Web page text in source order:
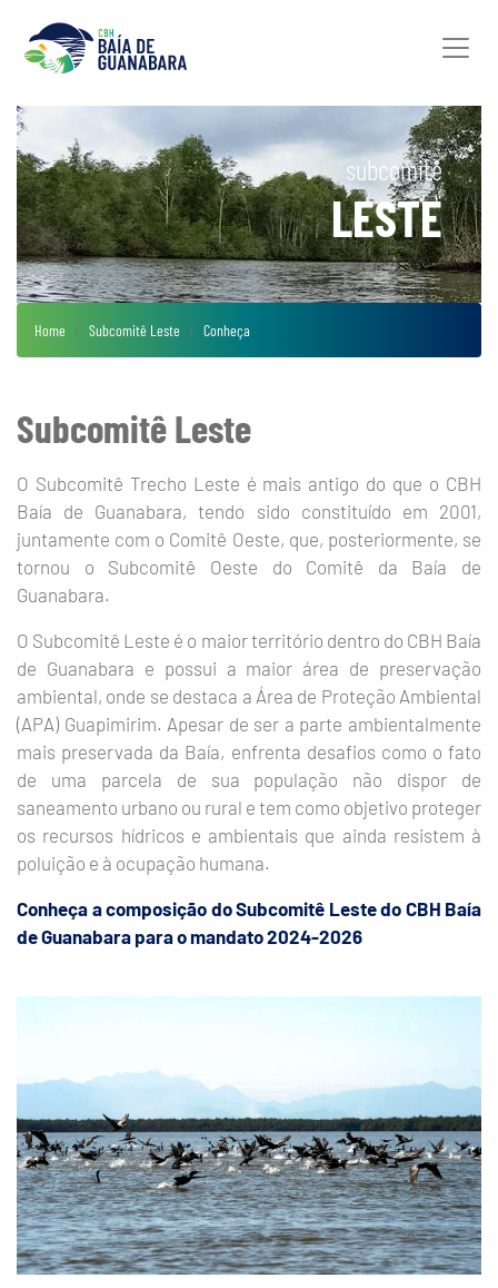
subcomitê
LESTE
Home Subcomitê Leste Conheça
Subcomitê Leste
O Subcomitê Trecho Leste é mais antigo do que o CBH
Baía de Guanabara, tendo sido constituído em 2001,
juntamente com o Comitê Oeste, que, posteriormente, se
tornou o Subcomitê Oeste do Comitê da Baía de
Guanabara.
O Subcomitê Leste é o maior território dentro do CBH Baía
de Guanabara e possui a maior área de preservação
ambiental, onde se destaca a Área de Proteção Ambiental
(APA) Guapimirim. Apesar de ser a parte ambientalmente
mais preservada da Baía, enfrenta desafios como o fato
de uma parcela de sua população não dispor de
saneamento urbano ou rural e tem como objetivo proteger
os recursos hídricos e ambientais que ainda resistem à
poluição e à ocupação humana.
Conheça a composição do Subcomitê Leste do CBH Baía
de Guanabara para o mandato 2024-2026